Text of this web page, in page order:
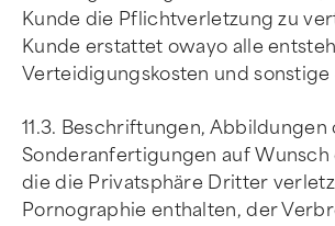
Kunde die Pflichtverletzung zu
Kunde erstattet owayo alle
Verteidigungskosten und sonstige
11.3. Beschriftungen, Abbildungen
Sonderanfertigungen auf Wunsch
die die Privatsphäre Dritter
Pornographie enthalten, der